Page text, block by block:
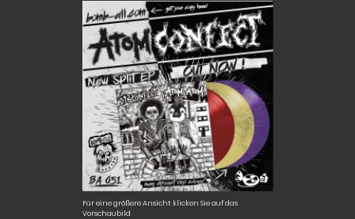
Für eine größere Ansicht klicken Sie auf das
Vorschaubild